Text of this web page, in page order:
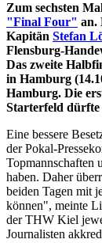
Zum sechsten
"Final Four" an.
Kapitän Stefan
Flensburg-
Das zweite
in Hamburg
Hamburg. Die
Starterfeld dürfte
Eine bessere
der Pokal-
Topmannschaften
haben. Daher
beiden Tagen mit
können", meinte
der THW Kiel
Journalisten